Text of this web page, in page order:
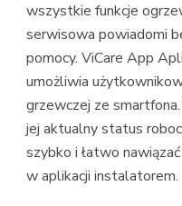
wszystkie funkcje
serwisowa powiadomi
pomocy. ViCare App
umożliwia
grzewczej ze
jej aktualny status
szybko i łatwo
w aplikacji instalatorem.